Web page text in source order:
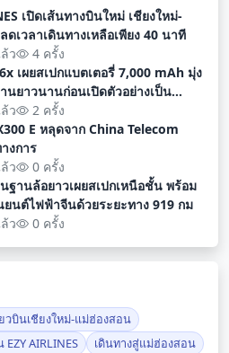
เปิดเส้นทางบินใหม่ เชียงใหม่-
ดเวลาเดินทางเหลือเพียง 40 นาที
ว
4 ครั้ง
เผยสเปกแบตเตอรี่ 7,000 mAh มุ่ง
นยาวนานก่อนเปิดตัวอย่างเป็น
ว
2 ครั้ง
E หลุดจาก China Telecom
งการ
ว
0 ครั้ง
ฐานล้อยาวเผยสเปกเหนือชั้น พร้อม
นต์ไฟฟ้าจีนด้วยระยะทาง 919 กม
ว
0 ครั้ง
วบินเชียงใหม่-แม่ฮ่องสอน
AIRLINES
เดินทางสู่แม่ฮ่องสอน